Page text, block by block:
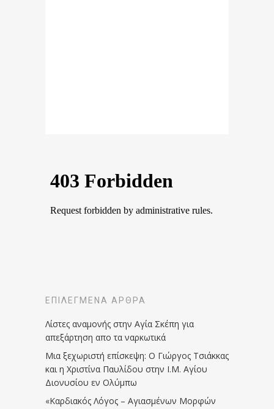
ΕΠΙΛΕΓΜΈΝΑ ΆΡΘΡΑ
Λίστες αναμονής στην Αγία Σκέπη για
απεξάρτηση απο τα ναρκωτικά
Μια ξεχωριστή επίσκεψη: Ο Γιώργος Τσιάκκας
και η Χριστίνα Παυλίδου στην Ι.Μ. Αγίου
Διονυσίου εν Ολύμπω
«Καρδιακός Λόγος – Αγιασμένων Μορφών